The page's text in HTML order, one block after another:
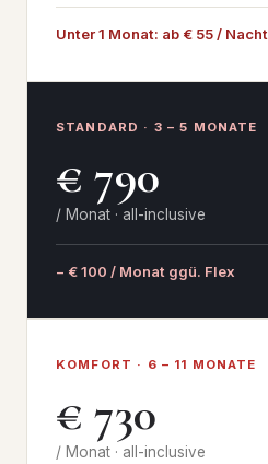
Unter 1 Monat: ab € 55 / Nacht
STANDARD · 3 – 5 MONATE
€ 790
/ Monat · all-inclusive
− € 100 / Monat ggü. Flex
KOMFORT · 6 – 11 MONATE
€ 730
/ Monat · all-inclusive